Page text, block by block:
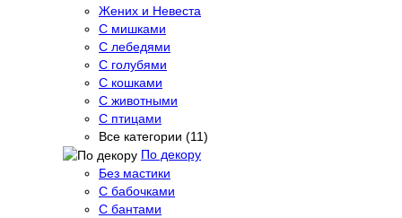
Жених и Невеста
С мишками
С лебедями
С голубями
С кошками
С животными
С птицами
Все категории (11)
По декору
Без мастики
С бабочками
С бантами